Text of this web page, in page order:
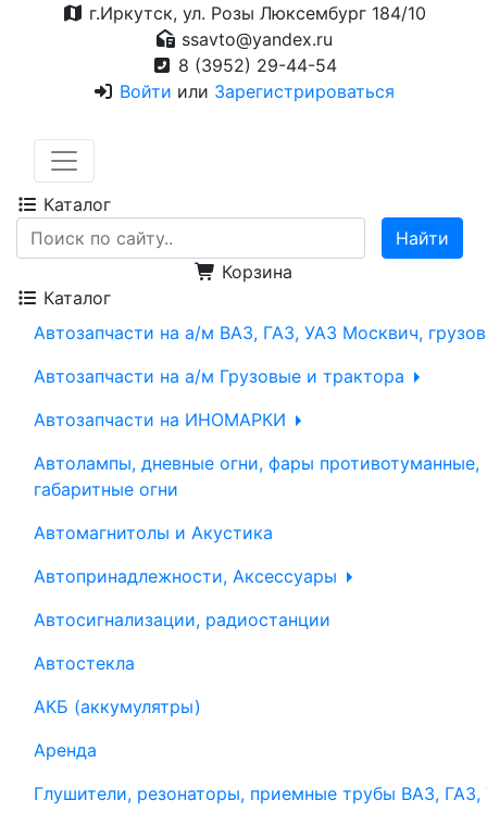
г.Иркутск, ул. Розы Люксембург 184/10
ssavto@yandex.ru
8 (3952) 29-44-54
Войти или Зарегистрироваться
Каталог
Корзина
Каталог
Автозапчасти на а/м ВАЗ, ГАЗ, УАЗ Москвич,
Автозапчасти на а/м Грузовые и трактора
Автозапчасти на ИНОМАРКИ
Автолампы, дневные огни, фары противотуманные,
габаритные огни
Автомагнитолы и Акустика
Автопринадлежности, Аксессуары
Автосигнализации, радиостанции
Автостекла
АКБ (аккумулятры)
Аренда
Глушители, резонаторы, приемные трубы ВАЗ, ГАЗ,